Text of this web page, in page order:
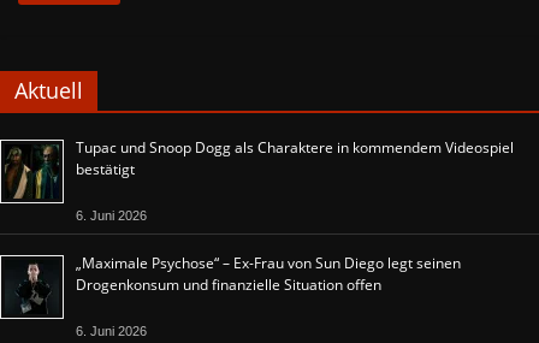
Aktuell
Tupac und Snoop Dogg als Charaktere in kommendem Videospiel
bestätigt
6. Juni 2026
„Maximale Psychose“ – Ex-Frau von Sun Diego legt seinen
Drogenkonsum und finanzielle Situation offen
6. Juni 2026